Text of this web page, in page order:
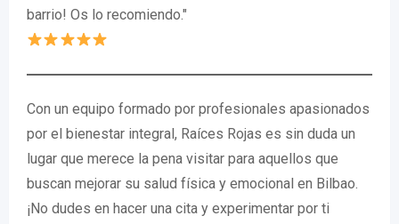
barrio! Os lo recomiendo."
Con un equipo formado por profesionales apasionados
por el bienestar integral, Raíces Rojas es sin duda un
lugar que merece la pena visitar para aquellos que
buscan mejorar su salud física y emocional en Bilbao.
¡No dudes en hacer una cita y experimentar por ti